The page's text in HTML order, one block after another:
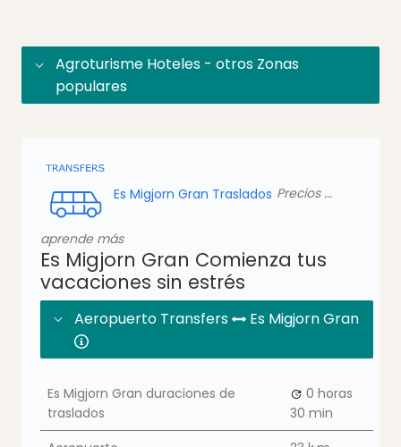
Agroturisme Hoteles - otros Zonas
populares
Es Migjorn Gran Traslados Precios ...
aprende más
Es Migjorn Gran Comienza tus
vacaciones sin estrés
Aeropuerto Transfers Es Migjorn Gran
Es Migjorn Gran duraciones de
traslados
0 horas
30 min